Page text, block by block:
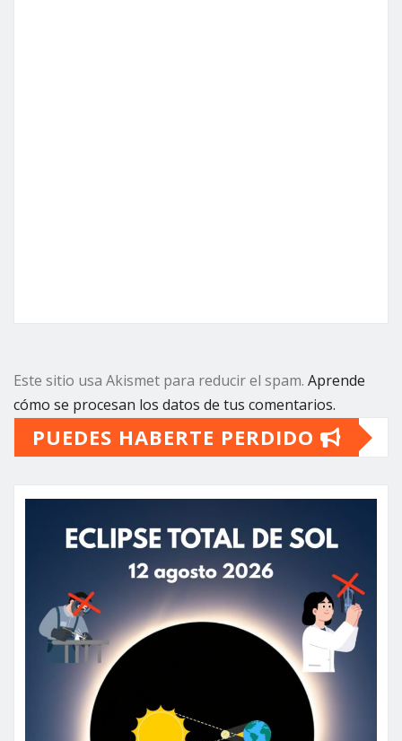
Este sitio usa Akismet para reducir el spam. Aprende
cómo se procesan los datos de tus comentarios.
PUEDES HABERTE PERDIDO